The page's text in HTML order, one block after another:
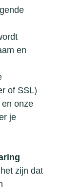
en
of SSL)
onze
je
zijn dat